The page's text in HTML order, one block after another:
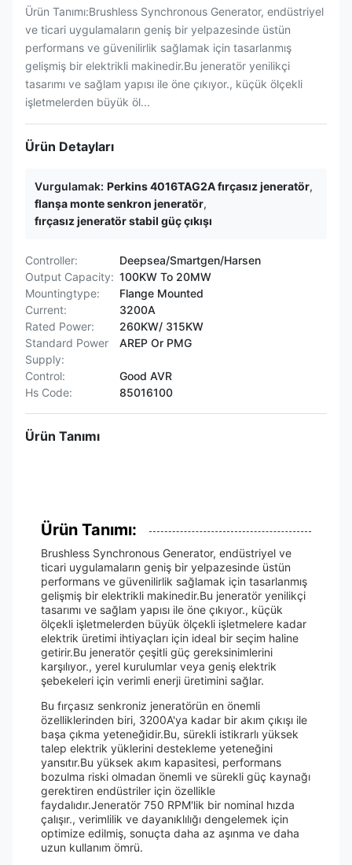
Ürün Tanımı:Brushless Synchronous Generator, endüstriyel
ve ticari uygulamaların geniş bir yelpazesinde üstün
performans ve güvenilirlik sağlamak için tasarlanmış
gelişmiş bir elektrikli makinedir.Bu jeneratör yenilikçi
tasarımı ve sağlam yapısı ile öne çıkıyor., küçük ölçekli
işletmelerden büyük öl...
Ürün Detayları
Vurgulamak: Perkins 4016TAG2A fırçasız jeneratör,
flanşa monte senkron jeneratör,
fırçasız jeneratör stabil güç çıkışı
Controller:
Deepsea/Smartgen/Harsen
Output Capacity: 100KW To 20MW
Mountingtype:
Flange Mounted
Current:
3200A
Rated Power:
260KW/ 315KW
Standard Power
Supply:
AREP Or PMG
Control:
Good AVR
Hs Code:
85016100
Ürün Tanımı
Ürün Tanımı:
Brushless Synchronous Generator, endüstriyel ve
ticari uygulamaların geniş bir yelpazesinde üstün
performans ve güvenilirlik sağlamak için tasarlanmış
gelişmiş bir elektrikli makinedir.Bu jeneratör yenilikçi
tasarımı ve sağlam yapısı ile öne çıkıyor., küçük
ölçekli işletmelerden büyük ölçekli işletmelere kadar
elektrik üretimi ihtiyaçları için ideal bir seçim haline
getirir.Bu jeneratör çeşitli güç gereksinimlerini
karşılıyor., yerel kurulumlar veya geniş elektrik
şebekeleri için verimli enerji üretimini sağlar.
Bu fırçasız senkroniz jeneratörün en önemli
özelliklerinden biri, 3200A'ya kadar bir akım çıkışı ile
başa çıkma yeteneğidir.Bu, sürekli istikrarlı yüksek
talep elektrik yüklerini destekleme yeteneğini
yansıtır.Bu yüksek akım kapasitesi, performans
bozulma riski olmadan önemli ve sürekli güç kaynağı
gerektiren endüstriler için özellikle
faydalıdır.Jeneratör 750 RPM'lik bir nominal hızda
çalışır., verimlilik ve dayanıklılığı dengelemek için
optimize edilmiş, sonuçta daha az aşınma ve daha
uzun kullanım ömrü.